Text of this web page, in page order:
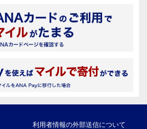
利用者情報の外部送信について